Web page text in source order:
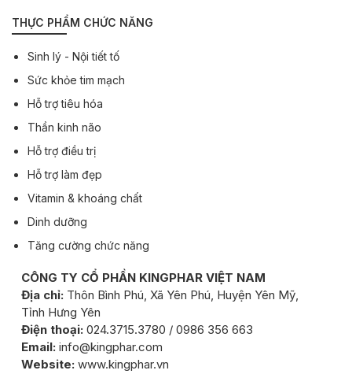
THỰC PHẨM CHỨC NĂNG
Sinh lý - Nội tiết tố
Sức khỏe tim mạch
Hỗ trợ tiêu hóa
Thần kinh não
Hỗ trợ điều trị
Hỗ trợ làm đẹp
Vitamin & khoáng chất
Dinh dưỡng
Tăng cường chức năng
CÔNG TY CỔ PHẦN KINGPHAR VIỆT NAM
Địa chỉ: Thôn Bình Phú, Xã Yên Phú, Huyện Yên Mỹ,
Tỉnh Hưng Yên
Điện thoại: 024.3715.3780 / 0986 356 663
Email: info@kingphar.com
Website: www.kingphar.vn